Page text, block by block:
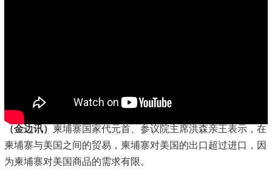
（金边讯） 柬埔寨国家代元首、参议院主席洪森亲王表示，在
柬埔寨与美国之间的贸易，柬埔寨对美国的出口超过进口，因
为柬埔寨对美国商品的需求有限。